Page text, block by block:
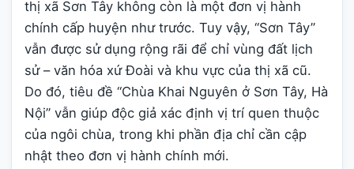
thị xã Sơn Tây không còn là một đơn vị hành
chính cấp huyện như trước. Tuy vậy, “Sơn Tây”
vẫn được sử dụng rộng rãi để chỉ vùng đất lịch
sử – văn hóa xứ Đoài và khu vực của thị xã cũ.
Do đó, tiêu đề “Chùa Khai Nguyên ở Sơn Tây, Hà
Nội” vẫn giúp độc giả xác định vị trí quen thuộc
của ngôi chùa, trong khi phần địa chỉ cần cập
nhật theo đơn vị hành chính mới.